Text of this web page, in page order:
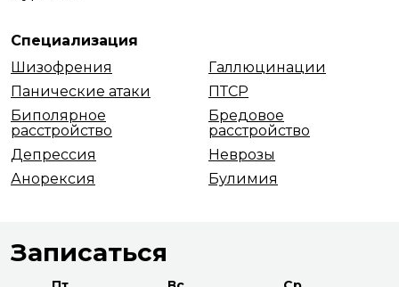
Специализация
Шизофрения
Галлюцинации
Панические атаки
ПТСР
Биполярное
расстройство
Бредовое
расстройство
Депрессия
Неврозы
Анорексия
Булимия
Записаться